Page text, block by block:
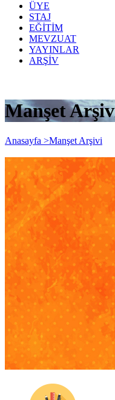
ÜYE
STAJ
EĞİTİM
MEVZUAT
YAYINLAR
ARŞİV
Manşet
Anasayfa >Manşet Arşivi
24. Olağan
Yayın Tarihi: 6 Mayıs 2019
Detay bilgiler: https://